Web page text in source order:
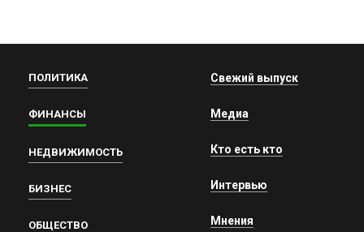
ПОЛИТИКА
ФИНАНСЫ
НЕДВИЖИМОСТЬ
БИЗНЕС
ОБЩЕСТВО
Свежий выпуск
Медиа
Кто есть кто
Интервью
Мнения